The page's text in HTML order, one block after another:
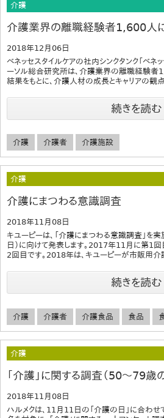
介護
介護業界の離職経験者1,600人
2018年12月06日
ベネッセスタイルケアの社内シンクタンク「ベネ
ーソル総合研究所は、介護業界の離職経験者
結果をもとに、介護人材の成長とキャリアの観
続きを読む
介護 介護者 介護施設
介護
介護にまつわる意識調査
2018年11月08日
キユーピーは、「介護にまつわる意識調査」を
日）に向けて発表します。2017年11月に第1
2回目です。2018年は、キユーピーが市販用
続きを読む
介護 介護者 介護食品 食品
介護
「介護」に関する調査（50～79歳
2018年11月08日
ハルメクは、11月11日の「介護の日」に合わ